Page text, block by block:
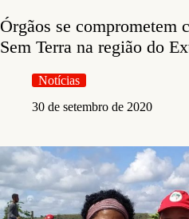
Órgãos se comprometem
Sem Terra na região do
Notícias
30 de setembro de 2020